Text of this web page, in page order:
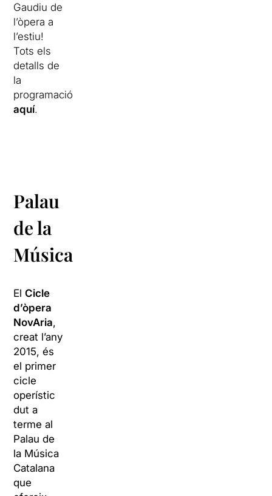
Gaudiu de
l’òpera a
l’estiu!
Tots els
detalls de
la
programació
aquí.
Palau
de la
Música
ElCicle
d’òpera
NovAria,
creat l’any
2015, és
el primer
cicle
operístic
dut a
terme al
Palau de
la Música
Catalana
que